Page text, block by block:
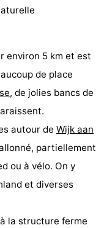
environ 5 km et est
de place
, de jolies bancs de
autour de Wijk aan
partiellement
ou à vélo. On y
et diverses
la structure ferme